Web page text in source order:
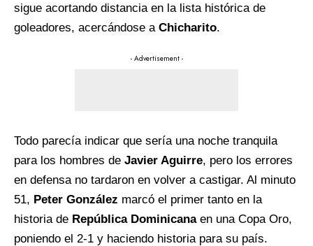
sigue acortando distancia en la lista histórica de
goleadores, acercándose a Chicharito.
- Advertisement -
Todo parecía indicar que sería una noche tranquila
para los hombres de Javier Aguirre, pero los errores
en defensa no tardaron en volver a castigar. Al minuto
51, Peter González marcó el primer tanto en la
historia de República Dominicanaen una Copa Oro,
poniendo el 2-1 y haciendo historia para su país.